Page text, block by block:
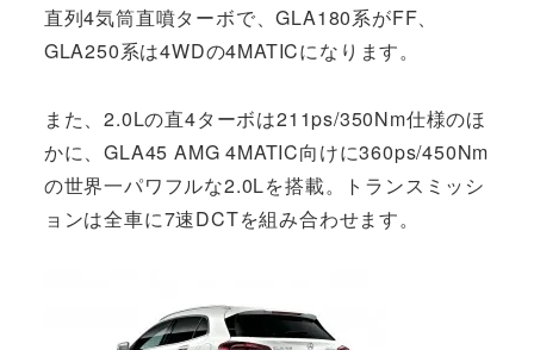
直列4気筒直噴ターボで、GLA180系がFF、
GLA250系は4WDの4MATICになります。
また、2.0Lの直4ターボは211ps/350Nm仕様のほ
かに、GLA45 AMG 4MATIC向けに360ps/450Nm
の世界一パワフルな2.0Lを搭載。トランスミッシ
ョンは全車に7速DCTを組み合わせます。